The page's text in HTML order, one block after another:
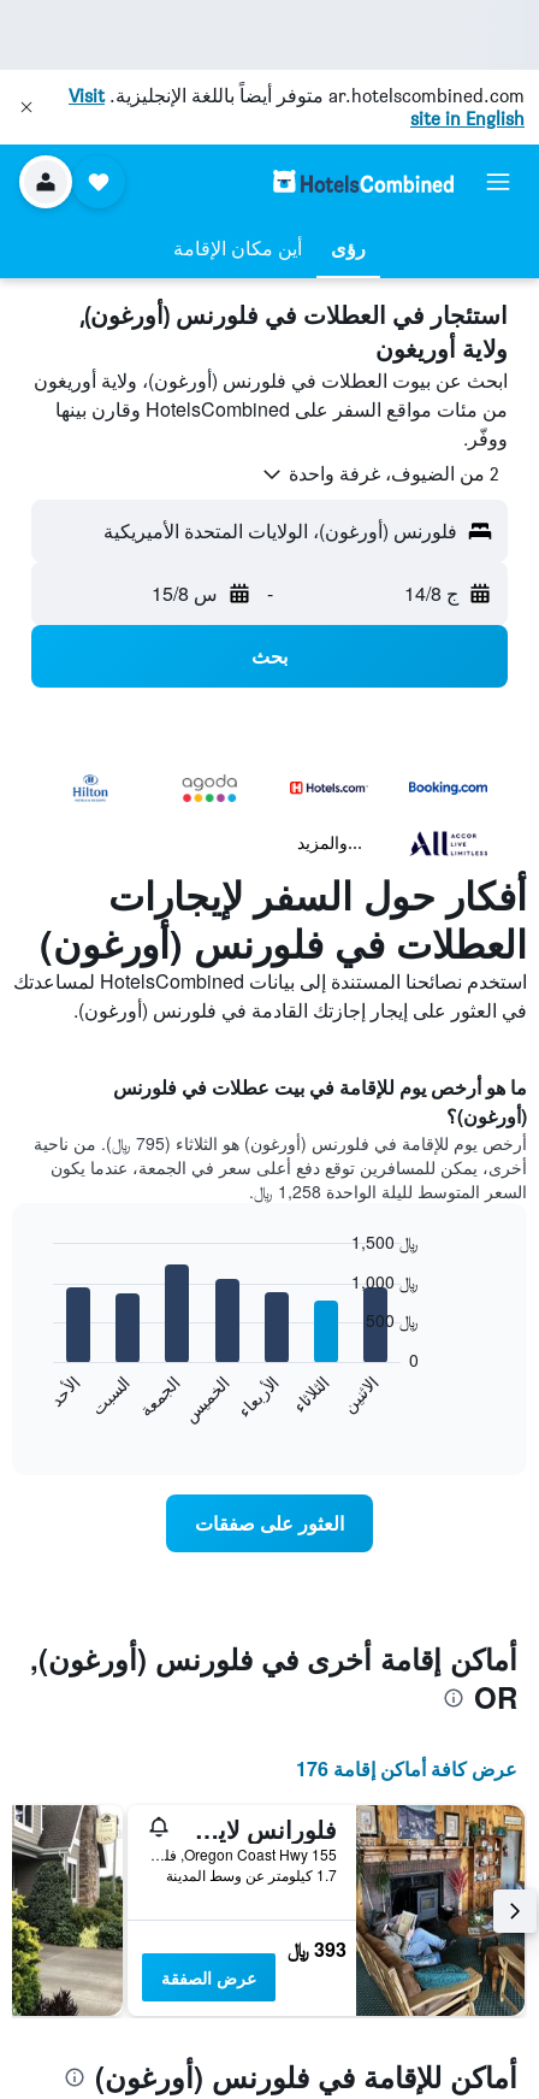
ar.hotelscombined.com متوفر أيضاً باللغة الإنجليزية.Visit
site in English
رؤى أين مكان الإقامة
استئجار في العطلات في فلورنس (أورغون),
ولاية أوريغون
ابحث عن بيوت العطلات في فلورنس (أورغون)، ولاية أوريغون
من مئات مواقع السفر على HotelsCombined وقارن بينها
ووفّر.
2 من الضيوف، غرفة واحدة
فلورنس (أورغون)، الولايات المتحدة الأميريكية
ج 14/8 - س 15/8
بحث
...والمزيد
أفكار حول السفر لإيجارات
العطلات في فلورنس (أورغون)
استخدم نصائحنا المستندة إلى بيانات HotelsCombined لمساعدتك
في العثور على إيجار إجازتك القادمة في فلورنس (أورغون).
ما هو أرخص يوم للإقامة في بيت عطلات في فلورنس
(أورغون)؟
أرخص يوم للإقامة في فلورنس (أورغون) هو الثلاثاء (795 ﷼). من ناحية
أخرى، يمكن للمسافرين توقع دفع أعلى سعر في الجمعة، عندما يكون
السعر المتوسط لليلة الواحدة 1,258 ﷼.
المخطط
1
محور
X
يعرض
أيام
الأسبوع.
يتضمن
المخطط
التالي
1
محور
Y
الذي
يعرض
متوسط
الاثنين الثلاثاء الأربعاء الخميسالجمعة السبت الأحد
0
500 ﷼
1,000 ﷼
1,500 ﷼
العثور على صفقات
أماكن إقامة أخرى في فلورنس (أورغون),
OR
عرض كافة أماكن إقامة 176
فلورانس لايت هاوس إن
155 Oregon Coast Hwy, فلورنس (أورغون), OR, الولايات المتحدة الأميريكية
1.7 كيلومتر عن وسط المدينة
393 ﷼
عرض الصفقة
أماكن للإقامة في فلورنس (أورغون)